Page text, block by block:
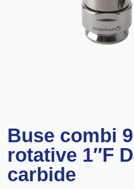
Buse combi
rotative 1″F
carbide